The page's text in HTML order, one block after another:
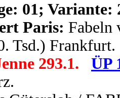
01; Variante:
Paris: Fabeln
Tsd.)
293.1.
ÜP